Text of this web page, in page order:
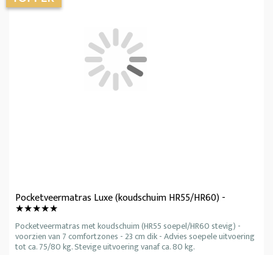
Pocketveermatras Luxe (koudschuim HR55/HR60) -
★★★★★
Pocketveermatras met koudschuim (HR55 soepel/HR60 stevig) -
voorzien van 7 comfortzones - 23 cm dik - Advies soepele uitvoering
tot ca. 75/80 kg. Stevige uitvoering vanaf ca. 80 kg.